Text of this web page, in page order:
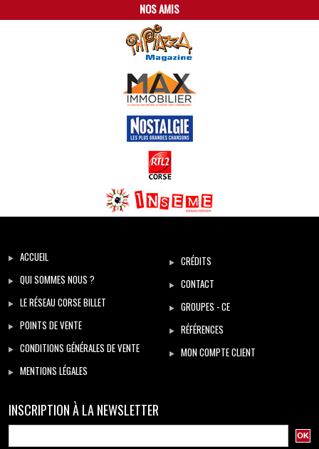
NOS AMIS
ACCUEIL
QUI SOMMES NOUS ?
LE RÉSEAU CORSE BILLET
POINTS DE VENTE
CONDITIONS GÉNÉRALES DE VENTE
MENTIONS LÉGALES
CRÉDITS
CONTACT
GROUPES - CE
RÉFÉRENCES
MON COMPTE CLIENT
INSCRIPTION À LA NEWSLETTER